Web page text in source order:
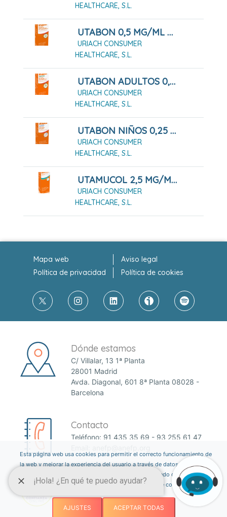
HEALTHCARE, S.L.
UTABON 0,5 MG/ML SOLUCION PARA PULVERIZACION NASAL CON BOMBA DOSIFICADORA, 1 ENVASE PULVERIZADOR DE 15 ML
URIACH CONSUMER
HEALTHCARE, S.L.
UTABON ADULTOS 0,5 MG/ML SOLUCION PARA PULVERIZACION NASAL, 1 FRASCO DE 15 ML
URIACH CONSUMER
HEALTHCARE, S.L.
UTABON NIÑOS 0,25 MG/ML GOTAS NASALES EN SOLUCION, 1 FRASCO DE 15 ML
URIACH CONSUMER
HEALTHCARE, S.L.
UTAMUCOL 2,5 MG/ML SUSPENSIÓN ORAL FRASCO 200 ML
URIACH CONSUMER
HEALTHCARE, S.L.
Mapa web
Aviso legal
Política de privacidad
Política de cookies
Dónde estamos
C/ Villalar, 13 1ª Planta
28001 Madrid
Avda. Diagonal, 601 8ª Planta 08028 -
Barcelona
Contacto
Teléfono: 91 435 35 69 - 93 255 61 47
Esta página web usa cookies para permitir el correcto funcionamiento de
la web y mejorar la experiencia del usuario a través de datos estadísticos.
Puedes informarte sobre qué cookies estamos utilizando o desactivarlas
a través del botón ajustes. Consulta nuestra política de cookies
aquí .
AJUSTES ACEPTAR TODAS